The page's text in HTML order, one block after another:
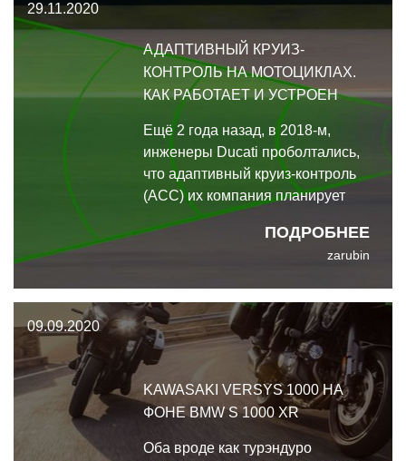
29.11.2020
АДАПТИВНЫЙ КРУИЗ-
КОНТРОЛЬ НА МОТОЦИКЛАХ.
КАК РАБОТАЕТ И УСТРОЕН
ПОДРОБНЕЕ
Ещё 2 года назад, в 2018-м,
инженеры Ducati проболтались,
что адаптивный круиз-контроль
(АСС) их компания планирует
вывести на рынок на 2020
модельный год. Похоже, это
чем ожидалось, но тут пандемия
творится, знаете ли… При этом в
прошлом месяц
zarubin
09.09.2020
KAWASAKI VERSYS 1000 НА
ФОНЕ BMW S 1000 XR
Оба вроде как турэндуро